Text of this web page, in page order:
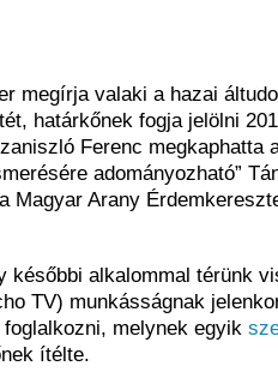
megírja valaki a hazai
határkőnek fogja jelölni
Ferenc megkaphatta
adományozható”
Magyar Arany
későbbi alkalommal térünk
TV) munkásságnak
melynek egyik
ítélte.